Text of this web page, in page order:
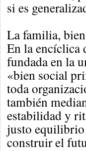
si es
La familia,
En la encíclica
fundada en la
«bien social
toda
también
estabilidad y
justo equilibrio
construir el